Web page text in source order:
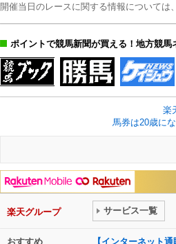
開催当日のレースに関する情報については
ポイントで競馬新聞が買える！地方競馬
楽
馬券は20歳に
楽天グループ サービス一覧
おすすめ 【インターネット